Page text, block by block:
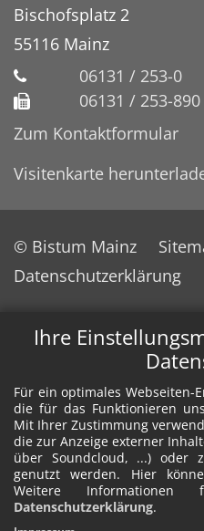
Ihre
Für ein optimales Webseiten-
die für das Funktionieren
Mit Ihrer Zustimmung
die zur Anzeige externer
über Soundcloud, ...) oder
genutzt werden. Hier
Weitere
Datenschutzerklärung.
Bischofsplatz 2
55116 Mainz
06131 / 253-0
06131 / 253-890
Zum Kontaktformular
Visitenkarte
© Bistum Mainz
Datenschutzerklärung